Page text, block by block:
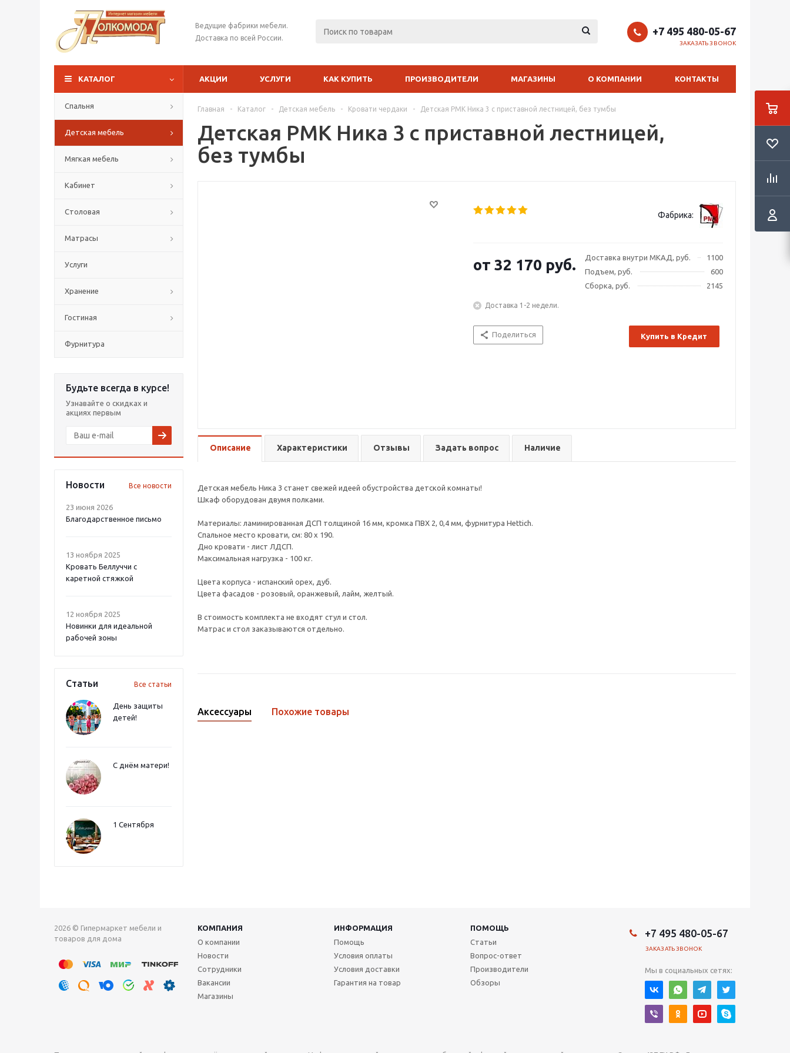
Ведущие фабрики мебели.
Доставка по всей России.
+7 495 480-05-67
ЗАКАЗАТЬ ЗВОНОК
КАТАЛОГ АКЦИИ УСЛУГИ КАК КУПИТЬ ПРОИЗВОДИТЕЛИ МАГАЗИНЫ О КОМПАНИИ КОНТАКТЫ
Спальня
Детская мебель
Мягкая мебель
Кабинет
Столовая
Матрасы
Услуги
Хранение
Гостиная
Фурнитура
Будьте всегда в курсе!
Узнавайте о скидках и
акциях первым
Новости Все новости
23 июня 2026
Благодарственное письмо
13 ноября 2025
Кровать Беллуччи с
каретной стяжкой
12 ноября 2025
Новинки для идеальной
рабочей зоны
Статьи Все статьи
День защиты
детей!
С днём матери!
1 Сентября
Главная - Каталог - Детская мебель - Кровати чердаки - Детская РМК Ника 3 с приставной лестницей, без тумбы
Детская РМК Ника 3 с приставной лестницей,
без тумбы
Фабрика:
Доставка внутри МКАД, руб.
1100
Подъем, руб.
600
Сборка, руб.
2145
от 32 170 руб.
Доставка 1-2 недели.
Поделиться Купить в Кредит
Описание Характеристики Отзывы Задать вопрос Наличие
Детская мебель Ника 3 станет свежей идеей обустройства детской комнаты!
Шкаф оборудован двумя полками.
Материалы: ламинированная ДСП толщиной 16 мм, кромка ПВХ 2, 0,4 мм, фурнитура Hettich.
Спальное место кровати, см: 80 х 190.
Дно кровати - лист ЛДСП.
Максимальная нагрузка - 100 кг.
Цвета корпуса - испанский орех, дуб.
Цвета фасадов - розовый, оранжевый, лайм, желтый.
В стоимость комплекта не входят стул и стол.
Матрас и стол заказываются отдельно.
Аксессуары Похожие товары
2026 © Гипермаркет мебели и
товаров для дома
КОМПАНИЯ ИНФОРМАЦИЯ
ПОМОЩЬ
О компании
Новости
Сотрудники
Вакансии
Магазины
Помощь
Условия оплаты
Условия доставки
Гарантия на товар
Статьи
Вопрос-ответ
Производители
Обзоры
+7 495 480-05-67
ЗАКАЗАТЬ ЗВОНОК
Мы в социальных сетях: